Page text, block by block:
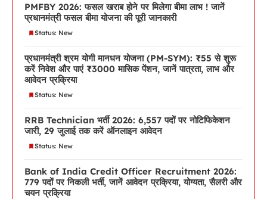
PMFBY 2026: फसल खराब होने पर मिलेगा बीमा लाभ ! जानें
प्रधानमंत्री फसल बीमा योजना की पूरी जानकारी
Status: New
प्रधानमंत्री श्रम योगी मानधन योजना (PM-SYM): ₹55 से शुरू
करें निवेश और पाएं ₹3000 मासिक पेंशन, जानें पात्रता, लाभ और
आवेदन प्रक्रिया
Status: New
RRB Technician भर्ती 2026: 6,557 पदों पर नोटिफिकेशन
जारी, 29 जुलाई तक करें ऑनलाइन आवेदन
Status: New
Bank of India Credit Officer Recruitment 2026:
779 पदों पर निकली भर्ती, जानें आवेदन प्रक्रिया, योग्यता, सैलरी और
चयन प्रक्रिया